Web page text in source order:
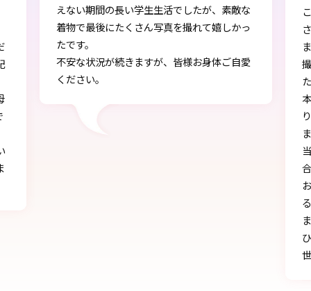
この度は、とても素敵な着物・袴をご提供下
さりありがとうございました。
また、早朝からの着付、ヘアアレンジ、写真
撮影もしていただき、ありがとうございまし
た。